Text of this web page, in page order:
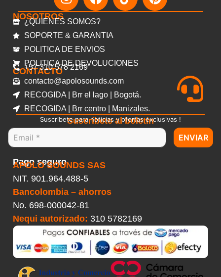
NOSOTROS
¿QUIENES SOMOS?
SOPORTE & GARANTIA
POLITICA DE ENVIOS
POLITICA DE DEVOLUCIONES
CONTACTO
+57 310 578 2169
contacto@apolosounds.com
RECOGIDA | Brr el lago | Bogotá.
RECOGIDA | Brr centro | Manizales.
Suscríbete al boletín
Suscribete para noticias y ofertas exclusivas !
ENVIAR
Pago seguro
APOLO SOUNDS SAS
NIT. 901.964.488-5
Bancolombia – ahorros
No. 698-000042-81
Nequi autorizado: 310 5782169